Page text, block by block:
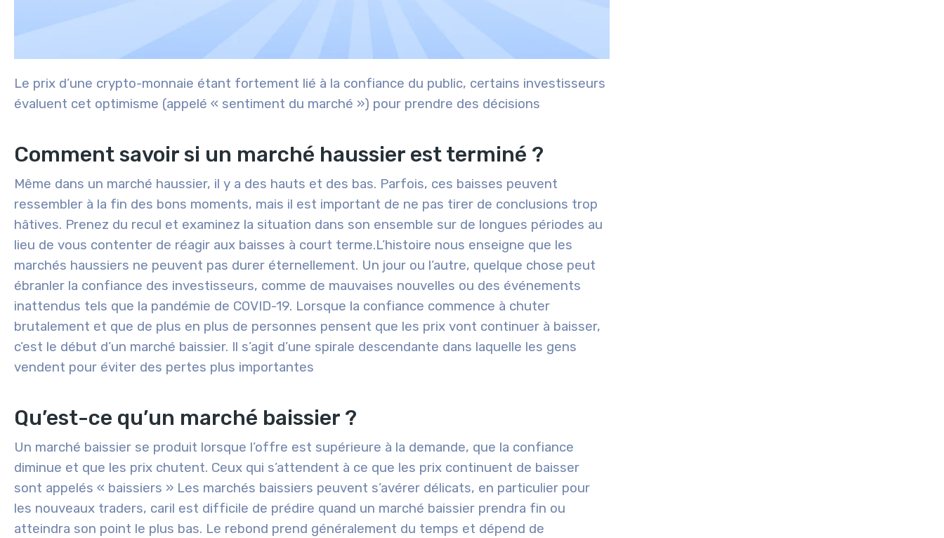
Le prix d’une crypto-monnaie étant fortement lié à la confiance du public, certains investisseurs
évaluent cet optimisme (appelé « sentiment du marché ») pour prendre des décisions
Comment savoir si un marché haussier est terminé ?
Même dans un marché haussier, il y a des hauts et des bas. Parfois, ces baisses peuvent
ressembler à la fin des bons moments, mais il est important de ne pas tirer de conclusions trop
hâtives. Prenez du recul et examinez la situation dans son ensemble sur de longues périodes au
lieu de vous contenter de réagir aux baisses à court terme.L’histoire nous enseigne que les
marchés haussiers ne peuvent pas durer éternellement. Un jour ou l’autre, quelque chose peut
ébranler la confiance des investisseurs, comme de mauvaises nouvelles ou des événements
inattendus tels que la pandémie de COVID-19. Lorsque la confiance commence à chuter
brutalement et que de plus en plus de personnes pensent que les prix vont continuer à baisser,
c’est le début d’un marché baissier. Il s’agit d’une spirale descendante dans laquelle les gens
vendent pour éviter des pertes plus importantes
Qu’est-ce qu’un marché baissier ?
Un marché baissier se produit lorsque l’offre est supérieure à la demande, que la confiance
diminue et que les prix chutent. Ceux qui s’attendent à ce que les prix continuent de baisser
sont appelés « baissiers » Les marchés baissiers peuvent s’avérer délicats, en particulier pour
les nouveaux traders, caril est difficile de prédire quand un marché baissier prendra fin ou
atteindra son point le plus bas. Le rebond prend généralement du temps et dépend de